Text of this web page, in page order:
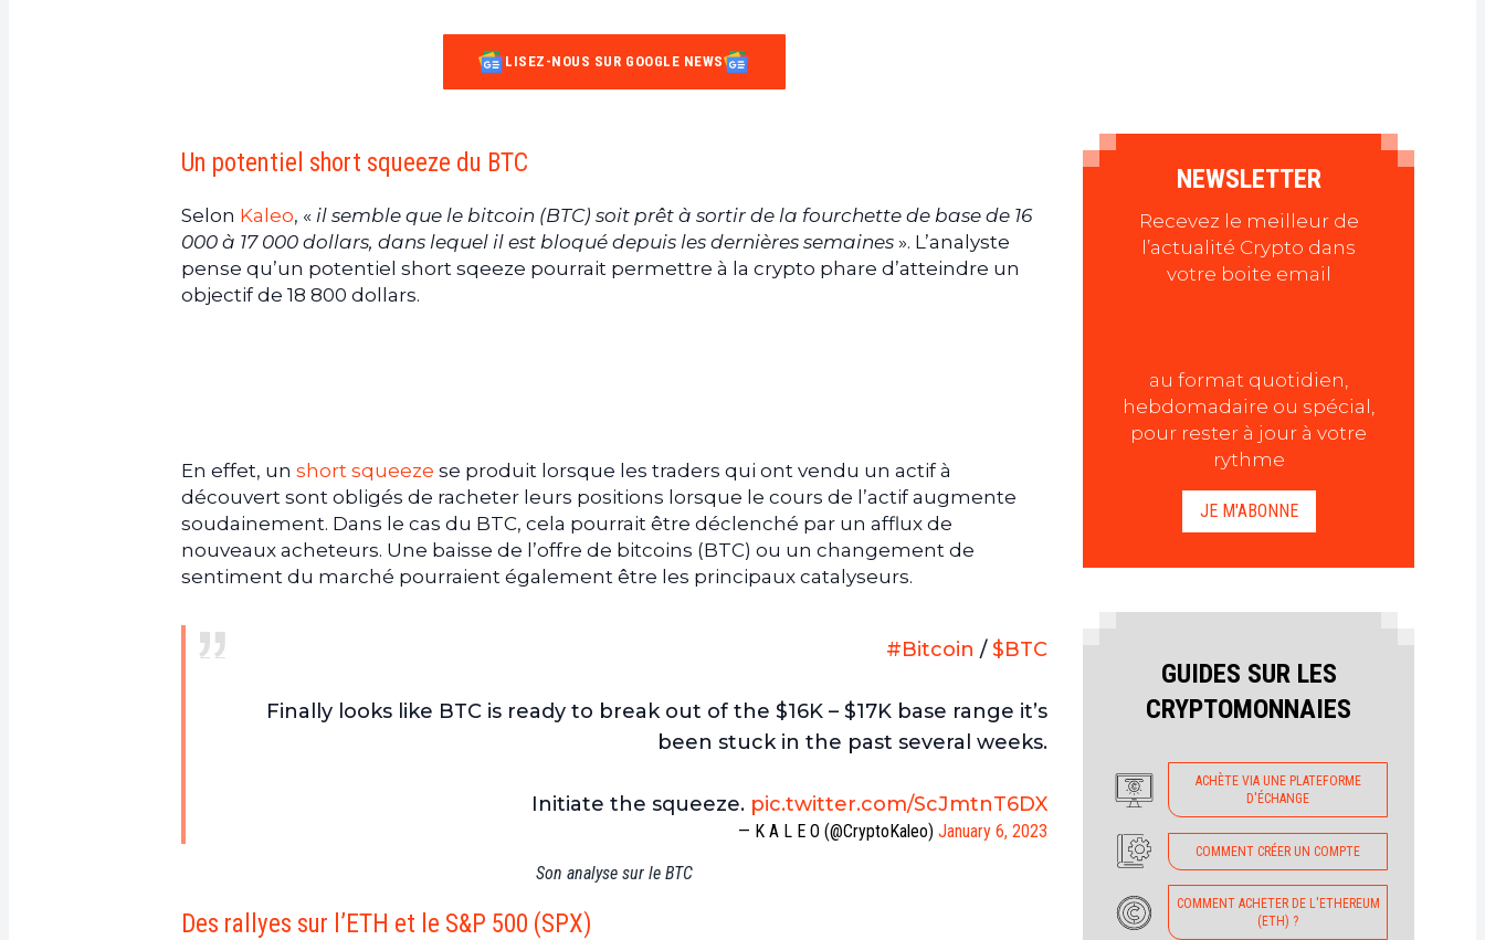
LISEZ-NOUS SUR GOOGLE NEWS
Un potentiel short squeeze du BTC
Selon Kaleo, « il semble que le bitcoin (BTC) soit prêt à sortir de la fourchette de base de 16
000 à 17 000 dollars, dans lequel il est bloqué depuis les dernières semaines ». L’analyste
pense qu’un potentiel short sqeeze pourrait permettre à la crypto phare d’atteindre un
objectif de 18 800 dollars.
En effet, un short squeeze se produit lorsque les traders qui ont vendu un actif à
découvert sont obligés de racheter leurs positions lorsque le cours de l’actif augmente
soudainement. Dans le cas du BTC, cela pourrait être déclenché par un afflux de
nouveaux acheteurs. Une baisse de l’offre de bitcoins (BTC) ou un changement de
sentiment du marché pourraient également être les principaux catalyseurs.
#Bitcoin /$BTC
Finally looks like BTC is ready to break out of the $16K – $17K base range it’s
been stuck in the past several weeks.
Initiate the squeeze. pic.twitter.com/ScJmtnT6DX
— K A L E O (@CryptoKaleo) January 6, 2023
Son analyse sur le BTC
Des rallyes sur l’ETH et le S&P 500 (SPX)
NEWSLETTER
Recevez le meilleur de
l’actualité Crypto dans
votre boite email
au format quotidien,
hebdomadaire ou spécial,
pour rester à jour à votre
rythme
JE M'ABONNE
GUIDES SUR LES
CRYPTOMONNAIES
ACHÈTE VIA UNE PLATEFORME
D'ÉCHANGE
COMMENT CRÉER UN COMPTE
COMMENT ACHETER DE L'ETHEREUM
(ETH) ?